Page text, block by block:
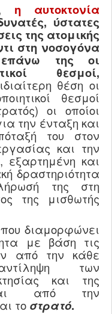
η αυτοκτονία
ύστατες
της ατομικής
στη νοσογόνα
της οι
θεσμοί,
θέση οι
θεσμοί
οι οποίοι
την ένταξη και
του στον
και την
εξαρτημένη και
δραστηριότητα
της στη
της μισθωτής
που διαμορφώνει
με βάση τις
από την κάθε
των
και της
από την
το στρατό.